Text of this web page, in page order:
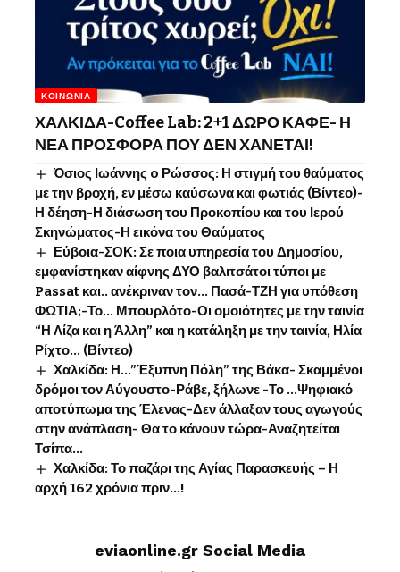
ΚΟΙΝΩΝΊΑ
ΧΑΛΚΙΔΑ-Coffee Lab: 2+1 ΔΩΡΟ ΚΑΦΕ- Η
ΝΕΑ ΠΡΟΣΦΟΡΑ ΠΟΥ ΔΕΝ ΧΑΝΕΤΑΙ!
Όσιος Ιωάννης o Ρώσσος: Η στιγμή του θαύματος
με την βροχή, εν μέσω καύσωνα και φωτιάς (Βίντεο)-
Η δέηση-Η διάσωση του Προκοπίου και του Ιερού
Σκηνώματος-Η εικόνα του Θαύματος
Εύβοια-ΣΟΚ: Σε ποια υπηρεσία του Δημοσίου,
εμφανίστηκαν αίφνης ΔΥΟ βαλιτσάτοι τύποι με
Passat και.. ανέκριναν τον… Πασά-ΤΖΗ για υπόθεση
ΦΩΤΙΑ;-Το… Μπουρλότο-Οι ομοιότητες με την ταινία
“Η Λίζα και η Άλλη” και η κατάληξη με την ταινία, Ηλία
Ρίχτο… (Βίντεο)
Χαλκίδα: Η…”Έξυπνη Πόλη” της Βάκα- Σκαμμένοι
δρόμοι τον Αύγουστο-Ράβε, ξήλωνε -Το …Ψηφιακό
αποτύπωμα της Έλενας-Δεν άλλαξαν τους αγωγούς
στην ανάπλαση- Θα το κάνουν τώρα-Αναζητείται
Τσίπα…
Χαλκίδα: Το παζάρι της Αγίας Παρασκευής – Η
αρχή 162 χρόνια πριν…!
eviaonline.gr Social Media